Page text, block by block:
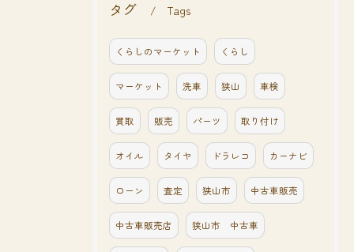
タグ Tags
くらしのマーケット くらし
マーケット 洗車 狭山 車検
買取 販売 パーツ 取り付け
オイル タイヤ ドラレコ カーナビ
ローン 査定 狭山市 中古車販売
中古車販売店 狭山市 中古車